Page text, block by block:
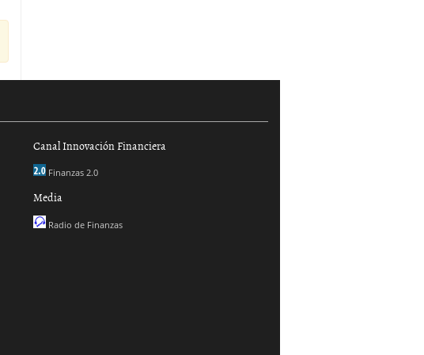
Canal Innovación Financiera
Finanzas 2.0
Media
Radio de Finanzas